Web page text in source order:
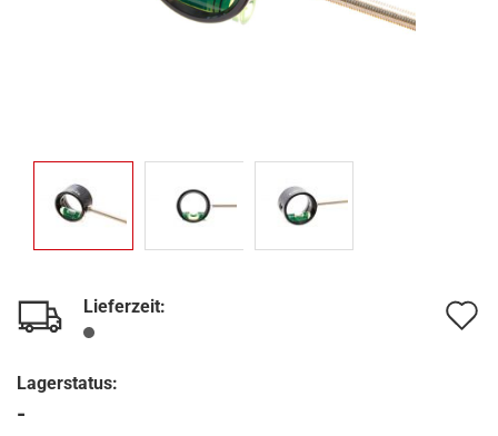
Lieferzeit:
Lagerstatus:
-